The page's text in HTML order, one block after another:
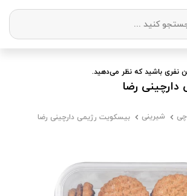
خشک زعفران
چی شیرینی بیسکویت رژیمی دارچینی رضا
نفری باشید که نظر می‌دهید.
رضا